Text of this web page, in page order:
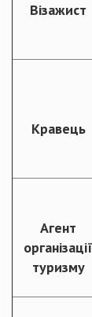
Візажист
Кравець
Агент
організації
туризму